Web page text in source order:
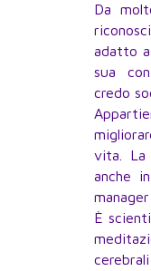
Da
adatto a
sua
credo
vita. La
anche
È